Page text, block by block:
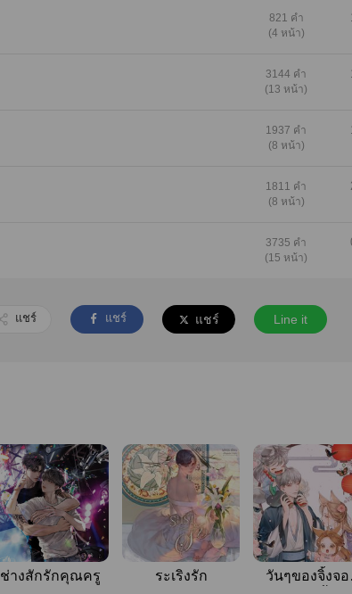
821 คำ
(4 หน้า)
3144 คำ
(13 หน้า)
1937 คำ
(8 หน้า)
1811 คำ
(8 หน้า)
3735 คำ
(15 หน้า)
แชร์ แชร์ แชร์ Line it
ช่างสักรักคุณครู ระเริงรัก
วันๆของจิ้งจอ